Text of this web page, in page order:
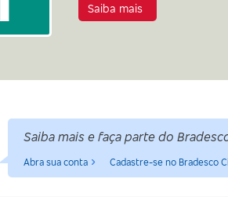
Saiba mais
Saiba mais e faça parte do
Abra sua conta Cadastre-se no Bradesco